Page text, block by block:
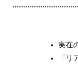
実在
「リ